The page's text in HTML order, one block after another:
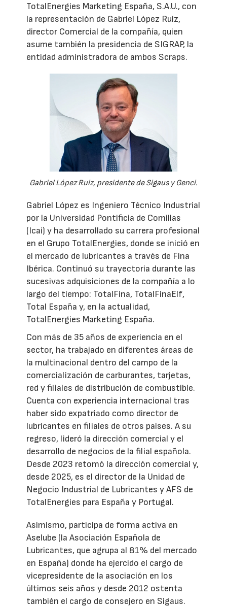
TotalEnergies Marketing España, S.A.U., con
la representación de Gabriel López Ruiz,
director Comercial de la compañía, quien
asume también la presidencia de SIGRAP, la
entidad administradora de ambos Scraps.
Gabriel López Ruiz, presidente de Sigaus y Genci.
Gabriel López es Ingeniero Técnico Industrial
por la Universidad Pontificia de Comillas
(Icai) y ha desarrollado su carrera profesional
en el Grupo TotalEnergies, donde se inició en
el mercado de lubricantes a través de Fina
Ibérica. Continuó su trayectoria durante las
sucesivas adquisiciones de la compañía a lo
largo del tiempo: TotalFina, TotalFinaElf,
Total España y, en la actualidad,
TotalEnergies Marketing España.
Con más de 35 años de experiencia en el
sector, ha trabajado en diferentes áreas de
la multinacional dentro del campo de la
comercialización de carburantes, tarjetas,
red y filiales de distribución de combustible.
Cuenta con experiencia internacional tras
haber sido expatriado como director de
lubricantes en filiales de otros países. A su
regreso, lideró la dirección comercial y el
desarrollo de negocios de la filial española.
Desde 2023 retomó la dirección comercial y,
desde 2025, es el director de la Unidad de
Negocio Industrial de Lubricantes y AFS de
TotalEnergies para España y Portugal.
Asimismo, participa de forma activa en
Aselube (la Asociación Española de
Lubricantes, que agrupa al 81% del mercado
en España) donde ha ejercido el cargo de
vicepresidente de la asociación en los
últimos seis años y desde 2012 ostenta
también el cargo de consejero en Sigaus.